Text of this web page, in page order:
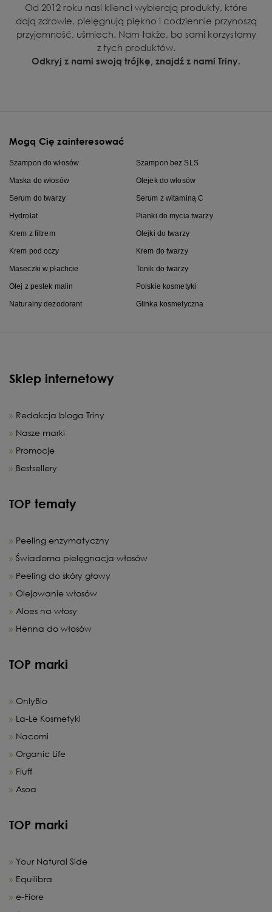
Od 2012 roku nasi klienci wybierają produkty, które
dają zdrowie, pielęgnują piękno i codziennie przynoszą
przyjemność, uśmiech. Nam także, bo sami korzystamy
z tych produktów.
Odkryj z nami swoją trójkę, znajdź z nami Triny.
Mogą Cię zainteresować
Szampon do włosów Szampon bez SLS
Maska do włosów Olejek do włosów
Serum do twarzy Serum z witaminą C
Hydrolat Pianki do mycia twarzy
Krem z filtrem Olejki do twarzy
Krem pod oczy Krem do twarzy
Maseczki w płachcie Tonik do twarzy
Olej z pestek malin Polskie kosmetyki
Naturalny dezodorant Glinka kosmetyczna
Sklep internetowy
Redakcja bloga Triny
Nasze marki
Promocje
Bestsellery
TOP tematy
Peeling enzymatyczny
Świadoma pielęgnacja włosów
Peeling do skóry głowy
Olejowanie włosów
Aloes na włosy
Henna do włosów
TOP marki
OnlyBio
La-Le Kosmetyki
Nacomi
Organic Life
Fluff
Asoa
TOP marki
Your Natural Side
Equilibra
e-Fiore